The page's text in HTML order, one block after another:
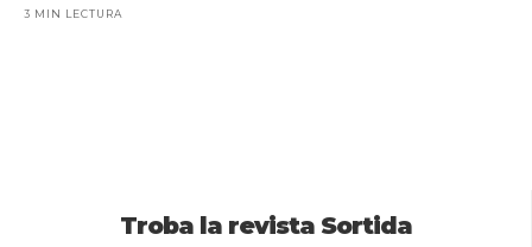
3 MIN LECTURA
Troba la revista Sortida